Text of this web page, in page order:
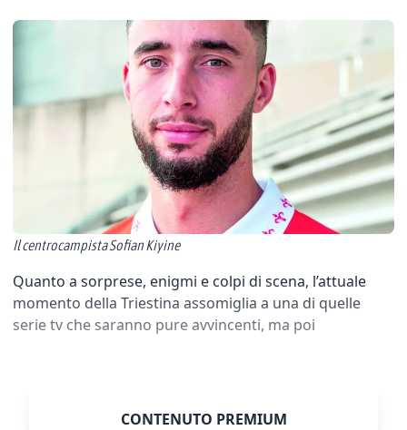
Il centrocampista Sofian Kiyine
Quanto a sorprese, enigmi e colpi di scena, l’attuale
momento della Triestina assomiglia a una di quelle
serie tv che saranno pure avvincenti, ma poi
CONTENUTO PREMIUM